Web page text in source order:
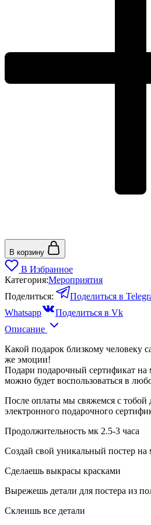
В корзину
В Избранное
Категория:Мероприятия
Поделиться:
Поделиться в
Whatsapp
Поделиться в Vk
Описание
Какой подарок близкому человеку
же эмоции!
Подари подарочный сертификат на
можно будет воспользоваться в
После оплаты мы свяжемся с тобой
электронного подарочного
Продолжительность мк 2.5-3 часа
Создай свой уникальный постер на
Сделаешь выкрасы красками
Вырежешь детали для постера из
Склеишь все детали